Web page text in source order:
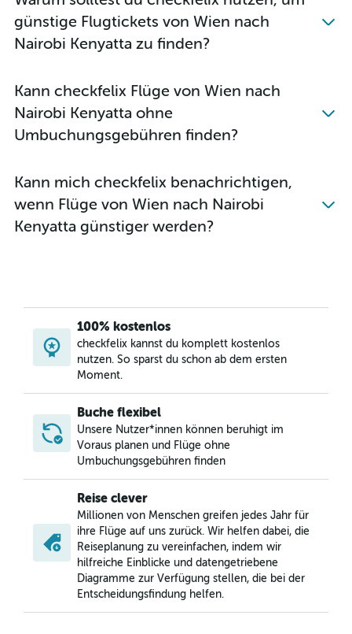
günstige Flugtickets von Wien nach
Nairobi Kenyatta zu finden?
Kann checkfelix Flüge von Wien nach
Nairobi Kenyatta ohne
Umbuchungsgebühren finden?
Kann mich checkfelix benachrichtigen,
wenn Flüge von Wien nach Nairobi
Kenyatta günstiger werden?
100% kostenlos
checkfelix kannst du komplett kostenlos
nutzen. So sparst du schon ab dem ersten
Moment.
Buche flexibel
Unsere Nutzer*innen können beruhigt im
Voraus planen und Flüge ohne
Umbuchungsgebühren finden
Reise clever
Millionen von Menschen greifen jedes Jahr für
ihre Flüge auf uns zurück. Wir helfen dabei, die
Reiseplanung zu vereinfachen, indem wir
hilfreiche Einblicke und datengetriebene
Diagramme zur Verfügung stellen, die bei der
Entscheidungsfindung helfen.